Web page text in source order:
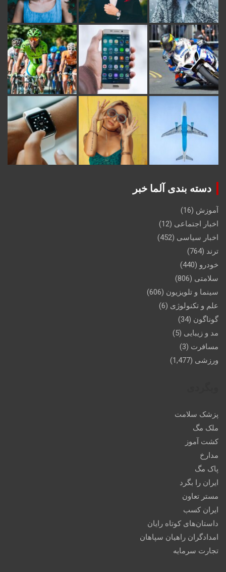
دسته بندی آلما خبر
آموزش (16)
اخبار اجتماعی (12)
اخبار سیاسی (452)
ترند (764)
خودرو (440)
سلامتی (806)
سینما و تلویزیون (606)
علم و تکنولوژی (6)
گوناگون (34)
مد و زیبایی (5)
مسافرت (3)
ورزشی (1,477)
پزشک سلامت
ملک مگ
کشت آموز
مدارخ
پاک مگ
ایران را بگرد
مستر تعاون
ایران کسب
داستان‌های کوتاه رایان
امدادگران راهیان سپاهان
تجارت سرمایه